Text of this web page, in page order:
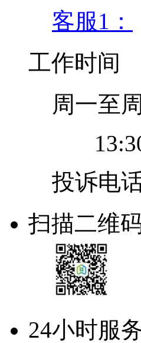
客服1：
工作时间
周一至
投诉电
扫描二维
24小时服